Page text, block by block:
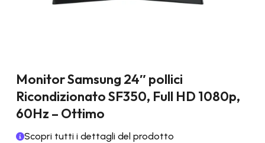
Monitor Samsung 24″ pollici
Ricondizionato SF350, Full HD 1080p,
60Hz – Ottimo
Scopri tutti i dettagli del prodotto